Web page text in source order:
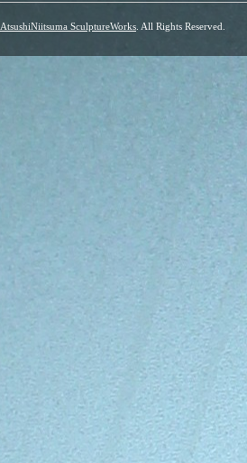
AtsushiNiitsuma SculptureWorks . All Rights Reserved.